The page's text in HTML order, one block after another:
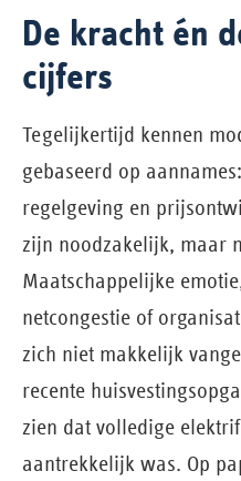
De kracht én
cijfers
Tegelijkertijd kennen
gebaseerd op
regelgeving en
zijn noodzakelijk, maar
Maatschappelijke
netcongestie of
zich niet makkelijk
recente
zien dat volledige
aantrekkelijk was. Op